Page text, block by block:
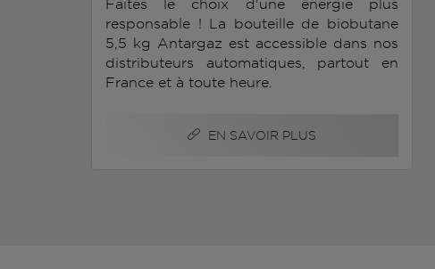
Faites le choix d'une énergie plus
responsable ! La bouteille de biobutane
5,5 kg Antargaz est accessible dans nos
distributeurs automatiques, partout en
France et à toute heure.
EN SAVOIR PLUS